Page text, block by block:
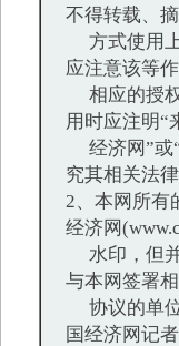
不得转载、
方式使用上
应注意该等
相应的授权
用时应注明“
经济网”或
究其相关法律
2、本网所有
经济网
水印，但并
与本网签署
协议的单位
国经济网记